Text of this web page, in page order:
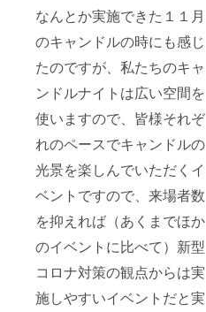
なんとか実施できた１１月
のキャンドルの時にも感じ
たのですが、私たちのキャ
ンドルナイトは広い空間を
使いますので、皆様それぞ
れのペースでキャンドルの
光景を楽しんでいただくイ
ベントですので、来場者数
を抑えれば（あくまでほか
のイベントに比べて）新型
コロナ対策の観点からは実
施しやすいイベントだと実